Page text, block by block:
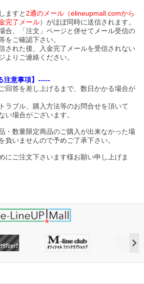
ますと 2通のメール（elineupmall.comから
完了メール）がほぼ同時に送信されます。
合、「注文」ページと併せてメール受信の
をご確認下さい。
された後、入金完了メールを受信されない
よりご連絡ください。
注意事項】-----
回答を差し上げるまで、数日かかる場合が
ラブル、購入方法等のお問合せを頂いて
い場合がございます。
・数量限定商品のご購入が出来なかった場
負いませんので予めご了承下さい。
にご注文下さいます様お願い申し上げま